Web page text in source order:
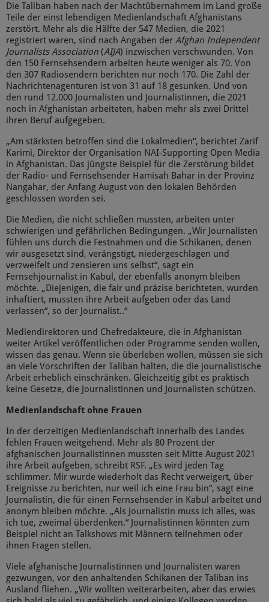
Die Taliban haben nach der Machtübernahmem im Land große
Teile der einst lebendigen Medienlandschaft Afghanistans
zerstört. Mehr als die Hälfte der 547 Medien, die 2021
registriert waren, sind nach Angaben der Afghan Independent
Journalists Association (AIJA) inzwischen verschwunden. Von
den 150 Fernsehsendern arbeiten heute weniger als 70. Von
den 307 Radiosendern berichten nur noch 170. Die Zahl der
Nachrichtenagenturen ist von 31 auf 18 gesunken. Und von
den rund 12.000 Journalisten und Journalistinnen, die 2021
noch in Afghanistan arbeiteten, haben mehr als zwei Drittel
ihren Beruf aufgegeben.
„Am stärksten betroffen sind die Lokalmedien“, berichtet Zarif
Karimi, Direktor der Organisation NAI-Supporting Open Media
in Afghanistan. Das jüngste Beispiel für die Zerstörung bildet
der Radio- und Fernsehsender Hamisah Bahar in der Provinz
Nangahar, der Anfang August von den lokalen Behörden
geschlossen worden sei.
Die Medien, die nicht schließen mussten, arbeiten unter
schwierigen und gefährlichen Bedingungen. „Wir Journalisten
fühlen uns durch die Festnahmen und die Schikanen, denen
wir ausgesetzt sind, verängstigt, niedergeschlagen und
verzweifelt und zensieren uns selbst“, sagt ein
Fernsehjournalist in Kabul, der ebenfalls anonym bleiben
möchte. „Diejenigen, die fair und präzise berichteten, wurden
inhaftiert, mussten ihre Arbeit aufgeben oder das Land
verlassen“, so der Journalist..“
Mediendirektoren und Chefredakteure, die in Afghanistan
weiter Artikel veröffentlichen oder Programme senden wollen,
wissen das genau. Wenn sie überleben wollen, müssen sie sich
an viele Vorschriften der Taliban halten, die die journalistische
Arbeit erheblich einschränken. Gleichzeitig gibt es praktisch
keine Gesetze, die Journalistinnen und Journalisten schützen.
Medienlandschaft ohne Frauen
In der derzeitigen Medienlandschaft innerhalb des Landes
fehlen Frauen weitgehend. Mehr als 80 Prozent der
afghanischen Journalistinnen mussten seit Mitte August 2021
ihre Arbeit aufgeben, schreibt RSF. „Es wird jeden Tag
schlimmer. Mir wurde wiederholt das Recht verweigert, über
Ereignisse zu berichten, nur weil ich eine Frau bin“, sagt eine
Journalistin, die für einen Fernsehsender in Kabul arbeitet und
anonym bleiben möchte. „Als Journalistin muss ich alles, was
ich tue, zweimal überdenken.“ Journalistinnen könnten zum
Beispiel nicht an Talkshows mit Männern teilnehmen oder
ihnen Fragen stellen.
Viele afghanische Journalistinnen und Journalisten waren
gezwungen, vor den anhaltenden Schikanen der Taliban ins
Ausland fliehen. „Wir wollten weiterarbeiten, aber das erwies